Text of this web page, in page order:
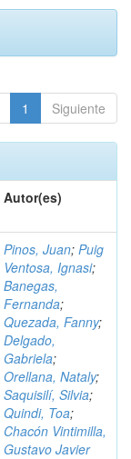
1 Siguiente
Autor(es)
Pinos, Juan; Puig
Ventosa, Ignasi;
Banegas,
Fernanda;
Quezada, Fanny;
Delgado,
Gabriela;
Orellana, Nataly;
Saquisilí, Silvia;
Quindi, Toa;
Chacón Vintimilla,
Gustavo Javier